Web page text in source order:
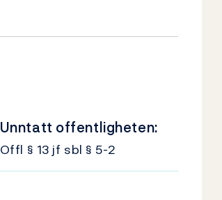
Unntatt offentligheten:
Offl § 13 jf sbl § 5-2